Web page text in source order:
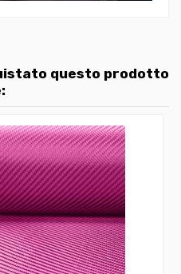
questo prodotto